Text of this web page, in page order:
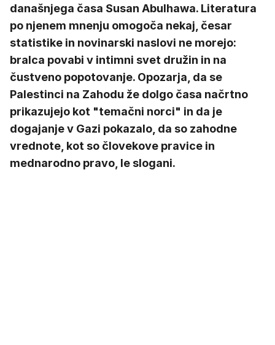
današnjega časa Susan Abulhawa. Literatura
po njenem mnenju omogoča nekaj, česar
statistike in novinarski naslovi ne morejo:
bralca povabi v intimni svet družin in na
čustveno popotovanje. Opozarja, da se
Palestinci na Zahodu že dolgo časa načrtno
prikazujejo kot "temačni norci" in da je
dogajanje v Gazi pokazalo, da so zahodne
vrednote, kot so človekove pravice in
mednarodno pravo, le slogani.